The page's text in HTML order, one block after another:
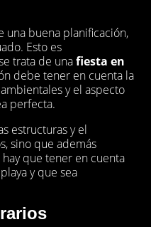
una buena planificación,
Esto es
trata de unafiesta en
debe tener en cuenta la
y el aspecto
perfecta.
estructuras y el
sino que además
que tener en cuenta
y que sea